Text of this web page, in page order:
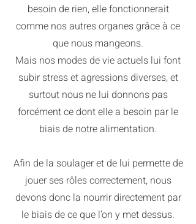
besoin de rien, elle fonctionnerait
comme nos autres organes grâce à ce
que nous mangeons.
Mais nos modes de vie actuels lui font
subir stress et agressions diverses, et
surtout nous ne lui donnons pas
forcément ce dont elle a besoin par le
biais de notre alimentation.
Afin de la soulager et de lui permette de
jouer ses rôles correctement, nous
devons donc la nourrir directement par
le biais de ce que l’on y met dessus.